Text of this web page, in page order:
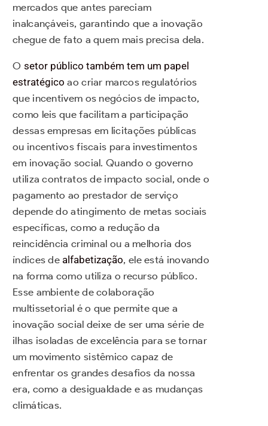
mercados que antes pareciam
inalcançáveis, garantindo que a inovação
chegue de fato a quem mais precisa dela.
O setor público também tem um papel
estratégico ao criar marcos regulatórios
que incentivem os negócios de impacto,
como leis que facilitam a participação
dessas empresas em licitações públicas
ou incentivos fiscais para investimentos
em inovação social. Quando o governo
utiliza contratos de impacto social, onde o
pagamento ao prestador de serviço
depende do atingimento de metas sociais
específicas, como a redução da
reincidência criminal ou a melhoria dos
índices de alfabetização, ele está inovando
na forma como utiliza o recurso público.
Esse ambiente de colaboração
multissetorial é o que permite que a
inovação social deixe de ser uma série de
ilhas isoladas de excelência para se tornar
um movimento sistêmico capaz de
enfrentar os grandes desafios da nossa
era, como a desigualdade e as mudanças
climáticas.